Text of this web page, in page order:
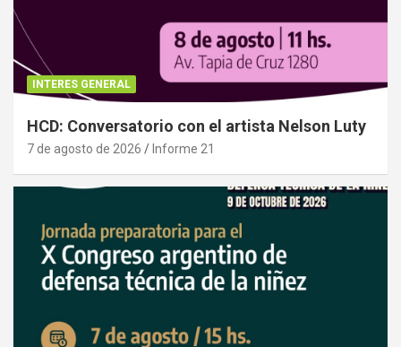
INTERES GENERAL
HCD: Conversatorio con el artista Nelson Luty
7 de agosto de 2026 Informe 21